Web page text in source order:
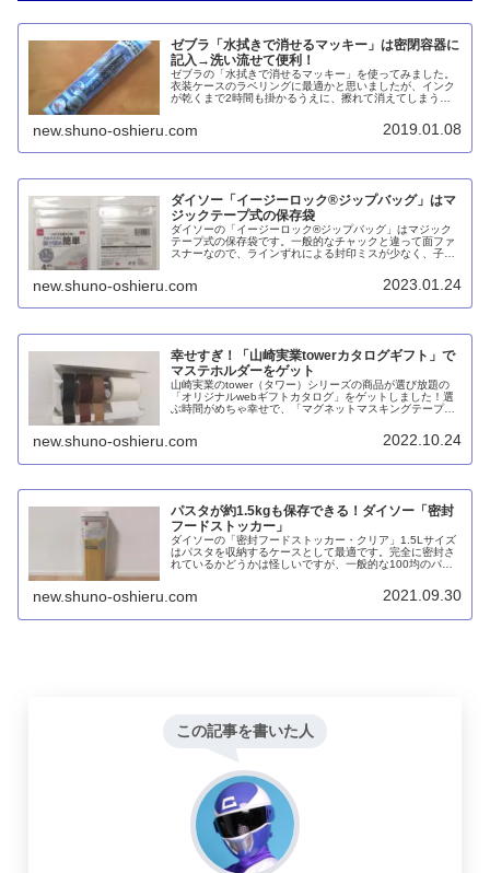
ゼブラ「水拭きで消せるマッキー」は密閉容器に
記入→洗い流せて便利！
ゼブラの「水拭きで消せるマッキー」を使ってみました。
衣装ケースのラベリングに最適かと思いましたが、インク
が乾くまで2時間も掛かるうえに、擦れて消えてしまう場
するのに便利かもしれません。洗い流すこともできます。
new.shuno-oshieru.com 2019.01.08
ダイソー「イージーロック®ジップバッグ」はマ
ジックテープ式の保存袋
ダイソーの「イージーロック®ジップバッグ」はマジック
テープ式の保存袋です。一般的なチャックと違って面ファ
スナーなので、ラインずれによる封印ミスが少なく、子供
new.shuno-oshieru.com 2023.01.24
幸せすぎ！「山崎実業towerカタログギフト」で
マステホルダーをゲット
山崎実業のtower（タワー）シリーズの商品が選び放題の
「オリジナルwebギフトカタログ」をゲットしました！選
ぶ時間がめちゃ幸せで、「マグネットマスキングテープホ
new.shuno-oshieru.com 2022.10.24
パスタが約1.5kgも保存できる！ダイソー「密封
フードストッカー」
ダイソーの「密封フードストッカー・クリア」1.5Lサイズ
はパスタを収納するケースとして最適です。完全に密封さ
れているかどうかは怪しいですが、一般的な100均のパス
new.shuno-oshieru.com 2021.09.30
この記事を書いた人